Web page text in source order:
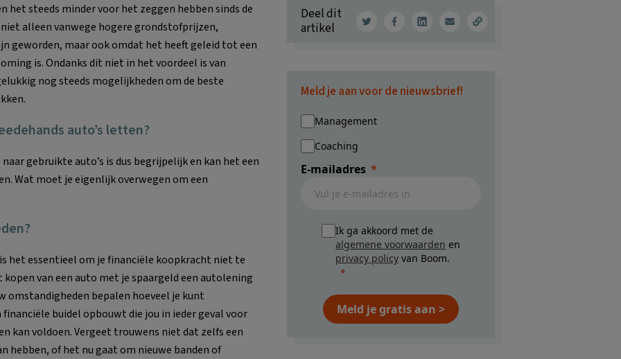
het steeds minder voor het zeggen hebben sinds de
alleen vanwege hogere grondstofprijzen,
geworden, maar ook omdat het heeft geleid tot een
is. Ondanks dit niet in het voordeel is van
nog steeds mogelijkheden om de beste
auto’s letten?
gebruikte auto’s is dus begrijpelijk en kan het een
Wat moet je eigenlijk overwegen om een
het essentieel om je financiële koopkracht niet te
van een auto met je spaargeld een autolening
omstandigheden bepalen hoeveel je kunt
buidel opbouwt die jou in ieder geval voor
kan voldoen. Vergeet trouwens niet dat zelfs een
hebben, of het nu gaat om nieuwe banden of
Deel dit
artikel
Meld je aan voor de nieuwsbrief!
Management
Coaching
E-mailadres
Ik ga akkoord met de
algemene voorwaarden en
privacy policy van Boom.
Meld je gratis aan >